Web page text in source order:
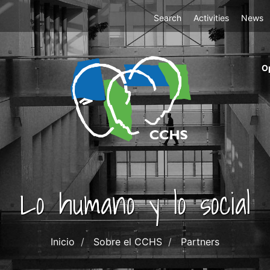
Top
Menu
Search Activities News
Lo humano y lo social
Inicio Sobre el CCHS Partners